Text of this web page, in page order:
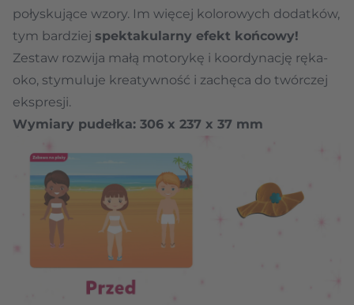
połyskujące wzory. Im więcej kolorowych dodatków,
tym bardziej spektakularny efekt końcowy!
Zestaw rozwija małą motorykę i koordynację ręka-
oko, stymuluje kreatywność i zachęca do twórczej
ekspresji.
Wymiary pudełka: 306 x 237 x 37 mm